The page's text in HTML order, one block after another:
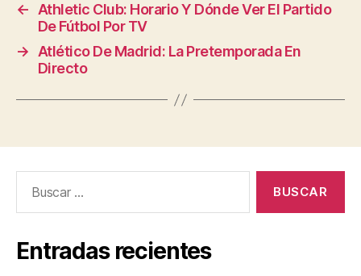
←
Athletic Club: Horario Y Dónde Ver El Partido
De Fútbol Por TV
→
Atlético De Madrid: La Pretemporada En
Directo
Entradas recientes